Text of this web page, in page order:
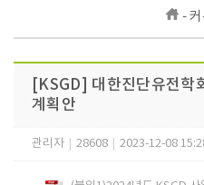
- 커
[KSGD] 대한진단유전학
계획안
관리자 28608 2023-12-08